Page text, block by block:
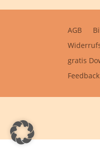
AGB
gratis